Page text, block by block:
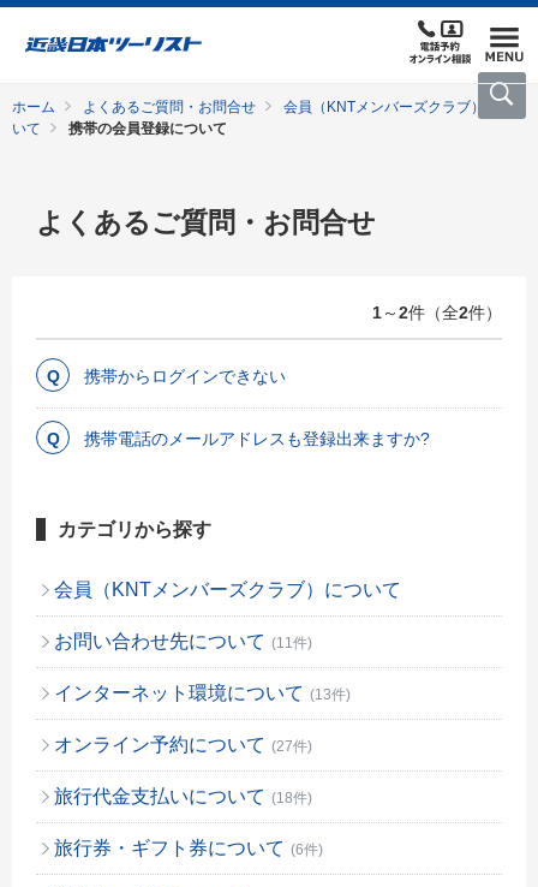
ホーム よくあるご質問・お問合せ
会員（KNTメンバーズクラブ）につ
いて
携帯の会員登録について
よくあるご質問・お問合せ
1～2件（全2件）
携帯からログインできない
携帯電話のメールアドレスも登録出来ますか?
カテゴリから探す
会員（KNTメンバーズクラブ）について
お問い合わせ先について (11件)
インターネット環境について (13件)
オンライン予約について (27件)
旅行代金支払いについて (18件)
旅行券・ギフト券について (6件)